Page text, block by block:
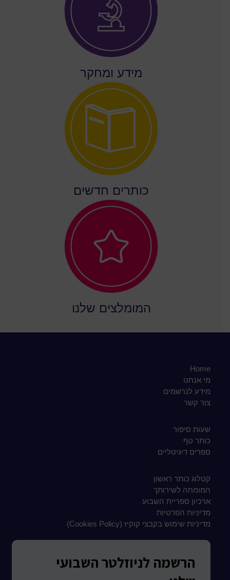
מידע ומחקר
כותרים חדשים
המומלצים שלנו
Home
מי אנחנו
מידע לנרשמים
צור קשר
שעות סיפור
כותר טף
ספרים דיגיטליים
קטלוג כותר ראשון
המומחה לשירותך
ארכיון ספריית השבוע
מדיניות הפרטיות
מדיניות שימוש בקבצי קוקיז (Cookies Policy)